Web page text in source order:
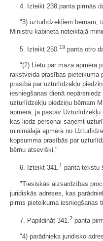
4. Izteikt 238.panta pirmās
"3) uzturlīdzekļiem bērnam,
Ministru kabineta noteiktajā
5. Izteikt 250.19 panta otro
"(2) Lietu par maza apmēra
rakstveida prasības pieteikuma
prasībā par uzturlīdzekļu
iesniegšanas dienā nepārsniedz
uzturlīdzekļu piedziņu bērnam
apmērā, ja pastāv
kas liedz personai saņemt
minimālajā apmērā no
kopsumma prasībās par
bērnu atsevišķi."
6. Izteikt 341.1 panta tekstu
"Tiesiskās aizsardzības
juridiskās adreses, kas
pirms pieteikuma iesniegšanas
7. Papildināt 341. 2 panta
"4) parādnieka juridisko